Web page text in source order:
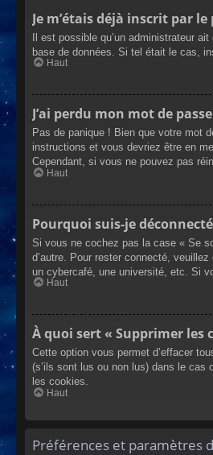
Je m’étais déjà inscrit par
Il est possible qu’un administrateur
base de données. Si tel était le cas,
Haut
J’ai perdu mon mot de
Pas de panique ! Bien que votre mot
instructions et vous devriez être en
Cependant, si vous ne pouvez pas
Haut
Pourquoi suis-je
Si vous ne cochez pas la case « Se
d’autre. Pour rester connecté,
un cybercafé, une université, etc. Si
Haut
À quoi sert « Supprimer les
Cette option vous permet d’effacer
(s’ils sont lus ou non lus) dans le
les cookies.
Haut
Préférences et paramètres